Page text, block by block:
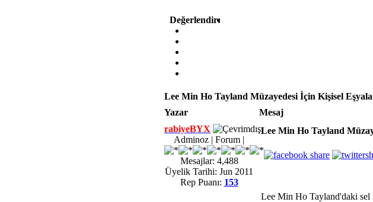
Değerlendir:
Lee Min Ho Tayland Müzayedesi İçin Kişisel
Yazar
Mesaj
rabiyeBYX
Adminoz | Forum |
Mesajlar: 4,488
Üyelik Tarihi: Jun 2011
Rep Puanı: 153
Lee Min Ho Tayland
Lee Min Ho Tayland'daki sel